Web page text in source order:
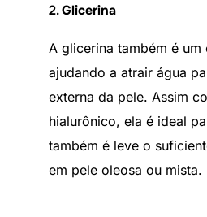
2.Glicerina
A glicerina também é
ajudando a atrair água
externa da pele. Assim
hialurônico, ela é ideal
também é leve o
em pele oleosa ou mista.